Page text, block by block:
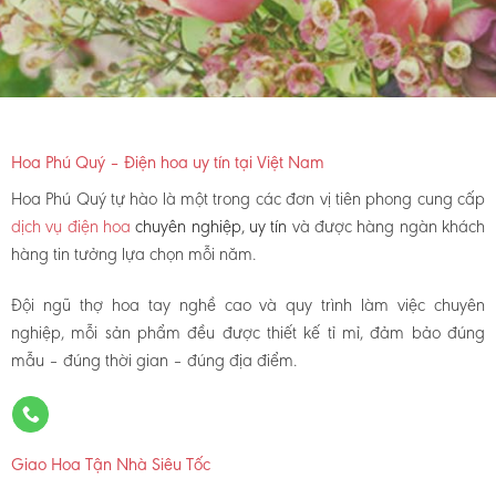
Hoa Phú Quý – Điện hoa uy tín tại Việt Nam
Hoa Phú Quý tự hào là một trong các đơn vị tiên phong cung cấp
dịch vụ điện hoachuyên nghiệp, uy tín và được hàng ngàn khách
hàng tin tưởng lựa chọn mỗi năm.
Đội ngũ thợ hoa tay nghề cao và quy trình làm việc chuyên
nghiệp, mỗi sản phẩm đều được thiết kế tỉ mỉ, đảm bảo đúng
mẫu – đúng thời gian – đúng địa điểm.
Giao Hoa Tận Nhà Siêu Tốc